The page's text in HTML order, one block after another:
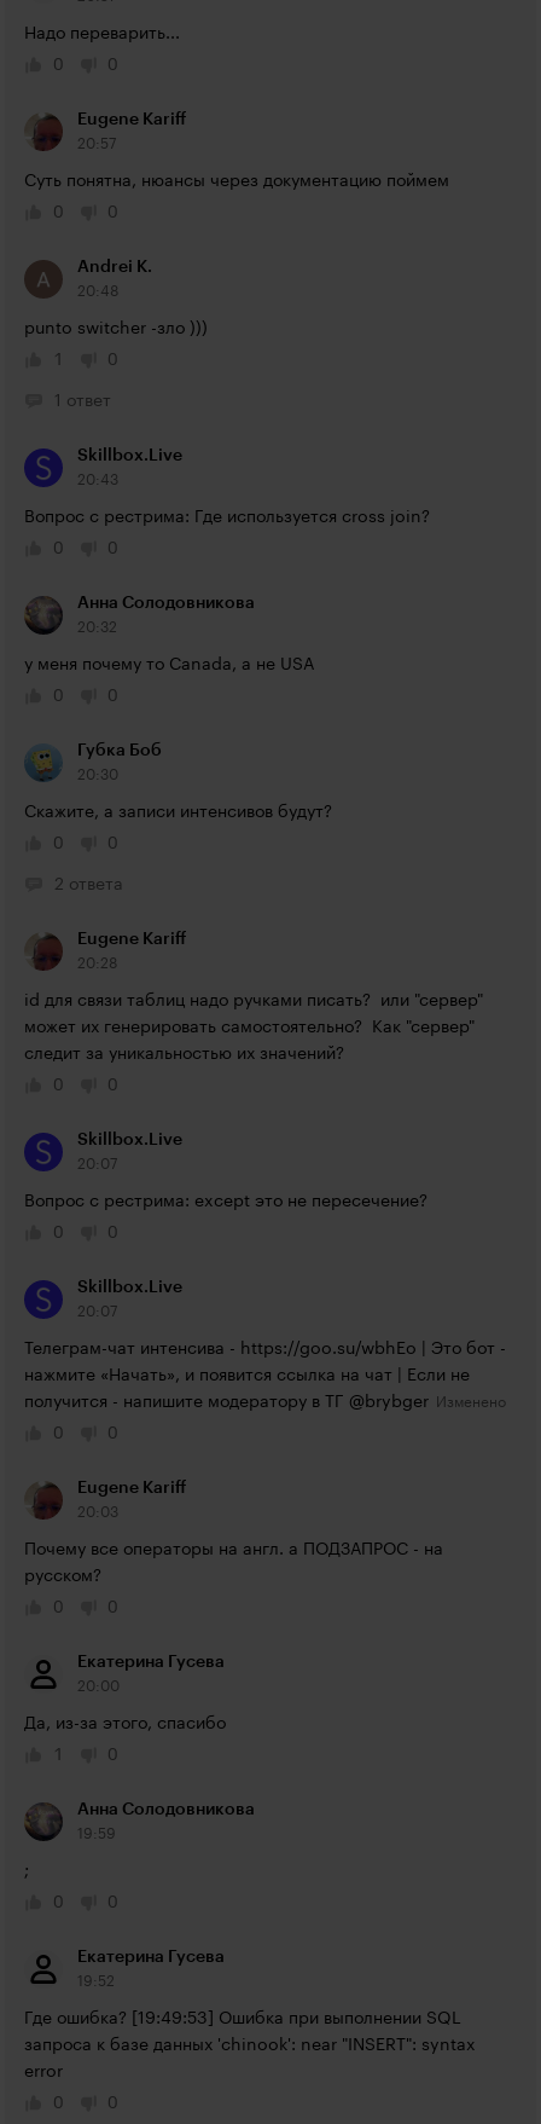
Надо переварить...
0
0
Eugene Kariff
20:57
Суть понятна, нюансы через документацию поймем
0
0
Andrei K.
20:48
punto switcher -зло )))
1
0
1 ответ
Skillbox.Live
20:43
Вопрос с рестрима: ​Где используется cross join?
0
0
Анна Солодовникова
20:32
у меня почему то Canada, а не USA
0
0
Губка Боб
20:30
Скажите, а записи интенсивов будут?
0
0
2 ответа
Eugene Kariff
20:28
id для связи таблиц надо ручками писать?  или "сервер"
может их генерировать самостоятельно?  Как "сервер"
следит за уникальностью их значений?
0
0
Skillbox.Live
20:07
Вопрос с рестрима: except это не пересечение?
0
0
Skillbox.Live
20:07
Телеграм-чат интенсива - https://goo.su/wbhEo | Это бот -
нажмите «Начать», и появится ссылка на чат | Если не
получится - напишите модератору в ТГ @brybger
0
0
Eugene Kariff
20:03
Почему все операторы на англ. а ПОДЗАПРОС - на
русском?
0
0
Екатерина Гусева
20:00
Да, из-за этого, спасибо
1
0
Анна Солодовникова
19:59
;
0
0
Екатерина Гусева
19:52
Где ошибка? [19:49:53] Ошибка при выполнении SQL
запроса к базе данных 'chinook': near "INSERT": syntax
error
0
0